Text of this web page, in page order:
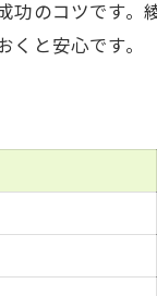
ント
い
イント
ミング
プする秘訣
功のコツです
くと安心です。